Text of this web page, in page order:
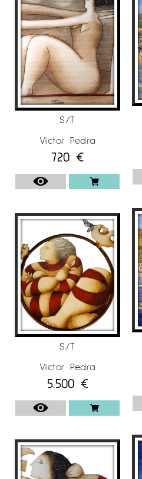
S/T
Víctor Pedra
720 €
S/T
Víctor Pedra
5.500 €